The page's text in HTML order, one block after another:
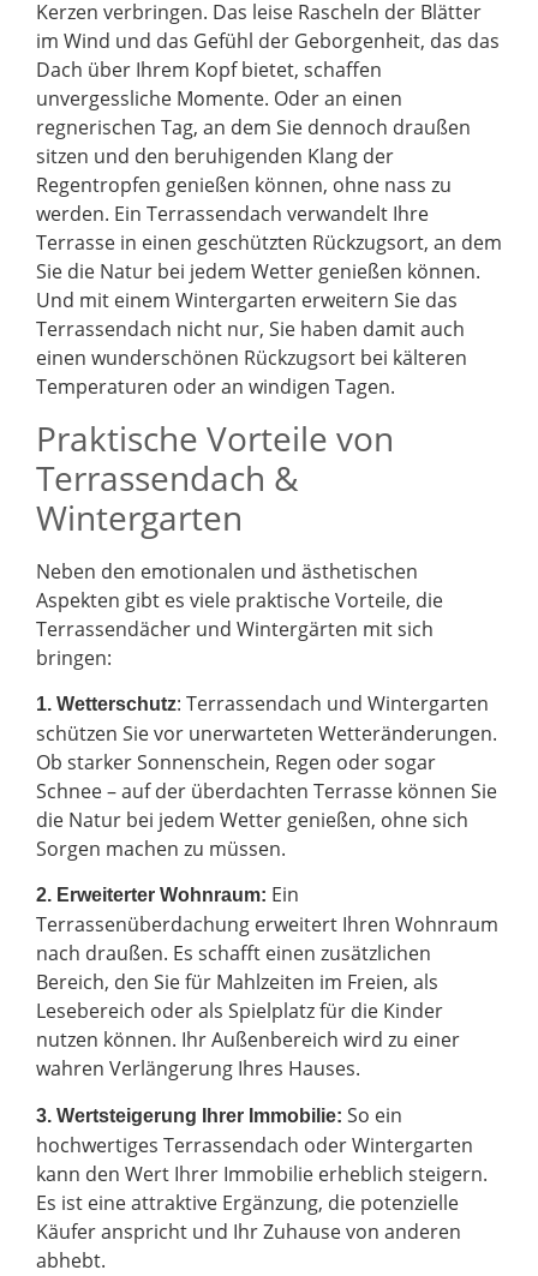
Kerzen verbringen. Das leise Rascheln der Blätter
im Wind und das Gefühl der Geborgenheit, das das
Dach über Ihrem Kopf bietet, schaffen
unvergessliche Momente. Oder an einen
regnerischen Tag, an dem Sie dennoch draußen
sitzen und den beruhigenden Klang der
Regentropfen genießen können, ohne nass zu
werden. Ein Terrassendach verwandelt Ihre
Terrasse in einen geschützten Rückzugsort, an dem
Sie die Natur bei jedem Wetter genießen können.
Und mit einem Wintergarten erweitern Sie das
Terrassendach nicht nur, Sie haben damit auch
einen wunderschönen Rückzugsort bei kälteren
Temperaturen oder an windigen Tagen.
Praktische Vorteile von
Terrassendach &
Wintergarten
Neben den emotionalen und ästhetischen
Aspekten gibt es viele praktische Vorteile, die
Terrassendächer und Wintergärten mit sich
bringen:
1. Wetterschutz: Terrassendach und Wintergarten
schützen Sie vor unerwarteten Wetteränderungen.
Ob starker Sonnenschein, Regen oder sogar
Schnee – auf der überdachten Terrasse können Sie
die Natur bei jedem Wetter genießen, ohne sich
Sorgen machen zu müssen.
2. Erweiterter Wohnraum: Ein
Terrassenüberdachung erweitert Ihren Wohnraum
nach draußen. Es schafft einen zusätzlichen
Bereich, den Sie für Mahlzeiten im Freien, als
Lesebereich oder als Spielplatz für die Kinder
nutzen können. Ihr Außenbereich wird zu einer
wahren Verlängerung Ihres Hauses.
3. Wertsteigerung Ihrer Immobilie: So ein
hochwertiges Terrassendach oder Wintergarten
kann den Wert Ihrer Immobilie erheblich steigern.
Es ist eine attraktive Ergänzung, die potenzielle
Käufer anspricht und Ihr Zuhause von anderen
abhebt.